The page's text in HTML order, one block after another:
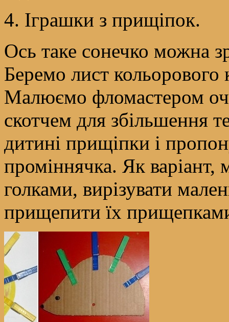
4. Іграшки з прищіпок.
Ось таке сонечко можна
Беремо лист кольорового
Малюємо фломастером
скотчем для збільшення
дитині прищіпки і
проміннячка. Як варіант,
голками, вирізувати
прищепити їх